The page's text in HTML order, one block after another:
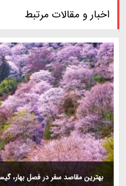
اخبار و مقالات مرتبط
بهترین مقاصد سفر در فصل بهار،